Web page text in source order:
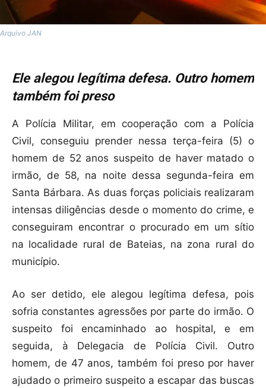
Arquivo JAN
Ele alegou legítima defesa. Outro homem
também foi preso
A Polícia Militar, em cooperação com a Polícia
Civil, conseguiu prender nessa terça-feira (5) o
homem de 52 anos suspeito de haver matado o
irmão, de 58, na noite dessa segunda-feira em
Santa Bárbara. As duas forças policiais realizaram
intensas diligências desde o momento do crime, e
conseguiram encontrar o procurado em um sítio
na localidade rural de Bateias, na zona rural do
município.
Ao ser detido, ele alegou legítima defesa, pois
sofria constantes agressões por parte do irmão. O
suspeito foi encaminhado ao hospital, e em
seguida, à Delegacia de Polícia Civil. Outro
homem, de 47 anos, também foi preso por haver
ajudado o primeiro suspeito a escapar das buscas